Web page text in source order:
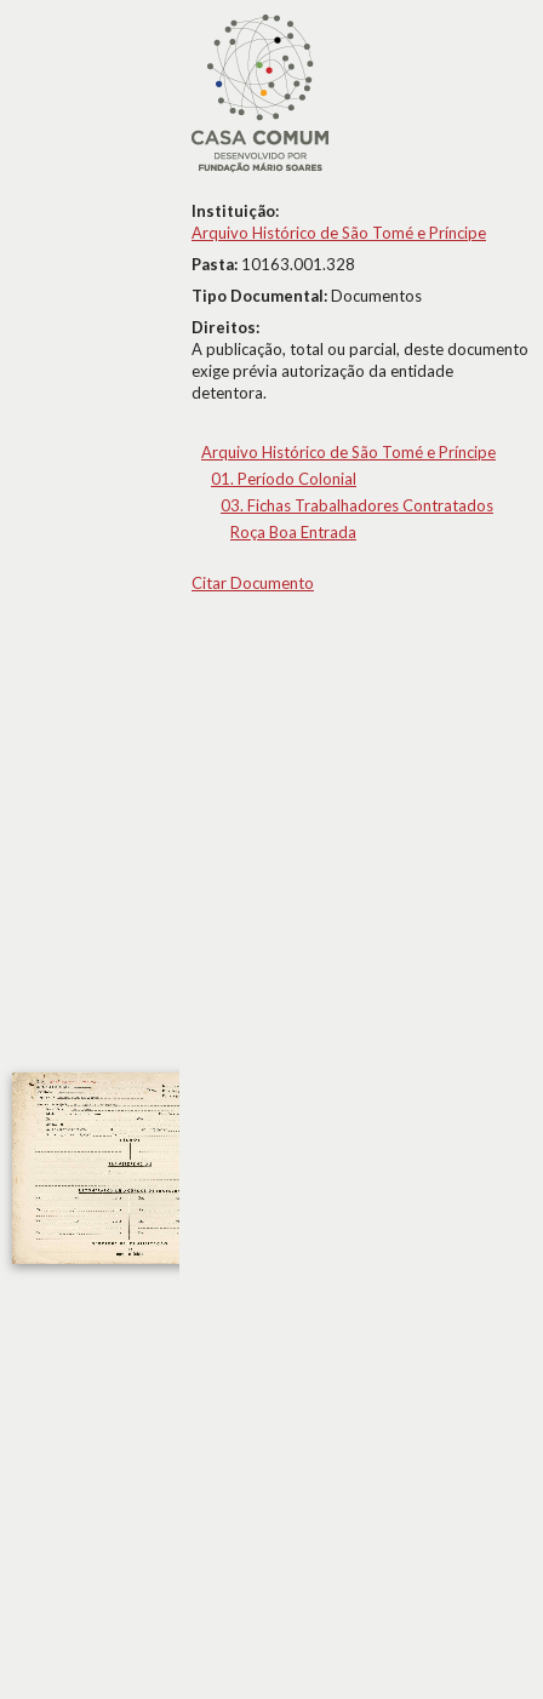
Instituição:
Arquivo Histórico de São Tomé e Príncipe
Pasta: 10163.001.328
Tipo Documental:Documentos
Direitos:
A publicação, total ou parcial, deste documento
exige prévia autorização da entidade
detentora.
Arquivo Histórico de São Tomé e Príncipe
01. Período Colonial
03. Fichas Trabalhadores Contratados
Roça Boa Entrada
Citar Documento